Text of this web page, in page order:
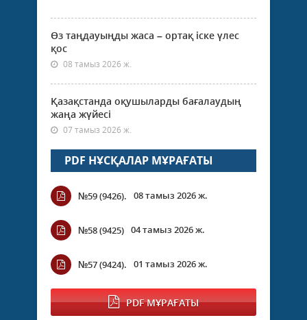
Өз таңдауыңды жаса – ортақ іске үлес
қос
08 тамыз 2026 ж.
Қазақстанда оқушыларды бағалаудың
жаңа жүйесі
07 тамыз 2026 ж.
PDF НҰСҚАЛАР МҰРАҒАТЫ
№59 (9426). 08 тамыз 2026 ж.
№58 (9425) 04 тамыз 2026 ж.
№57 (9424). 01 тамыз 2026 ж.
PDF МҰРАҒАТЫ